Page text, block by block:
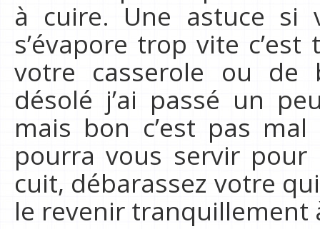
à cuire. Une astuce si
s’évapore trop vite
votre casserole ou
désolé j’ai passé un
mais bon c’est pas
pourra vous servir pour
cuit, débarassez votre
le revenir